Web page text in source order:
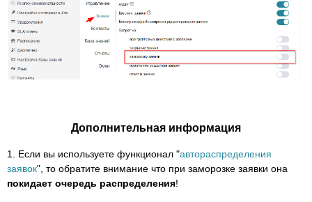
Дополнительная информация
1. Если вы используете функционал "автораспределения
заявок", то обратите внимание что при заморозке заявки она
покидает очередь распределения!